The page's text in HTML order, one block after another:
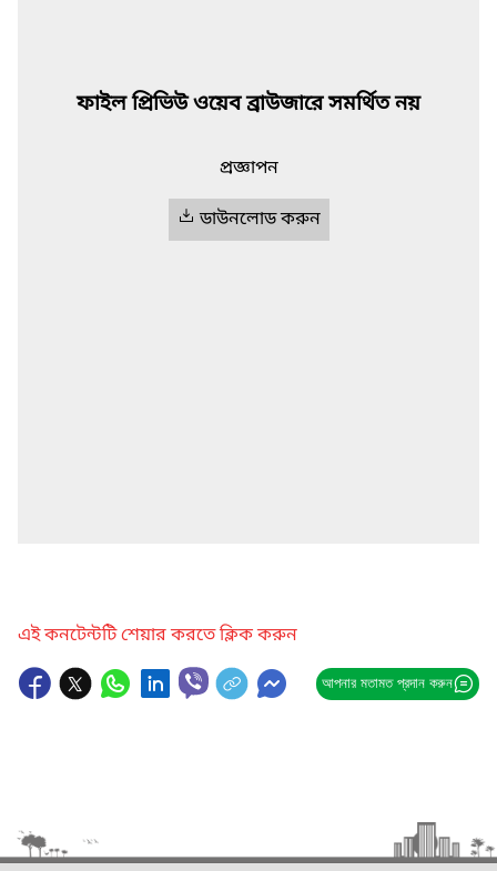
ফাইল প্রিভিউ ওয়েব ব্রাউজারে সমর্থিত নয়
প্রজ্ঞাপন
ডাউনলোড করুন
এই কনটেন্টটি শেয়ার করতে ক্লিক করুন
আপনার মতামত প্রদান করুন